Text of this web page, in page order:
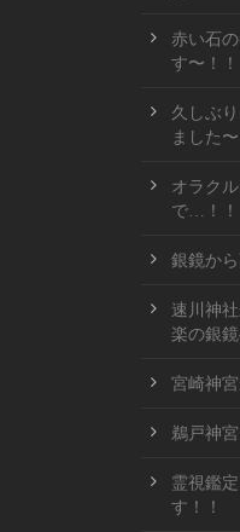
赤い石
す〜！！
久しぶ
ました〜
オラク
で…！！
銀鏡か
速川神
楽の銀鏡
宮崎神
鵜戸神宮
霊視鑑
す！！